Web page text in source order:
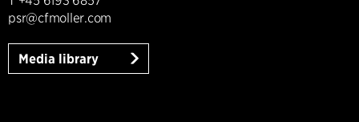
psr@cfmoller.com
Media library